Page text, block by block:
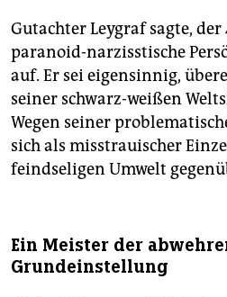
Gutachter Leygraf sagte, der
paranoid-narzisstische
auf. Er sei eigensinnig,
seiner schwarz-weißen
Wegen seiner
sich als misstrauischer
feindseligen Umwelt
Ein Meister der
Grundeinstellung